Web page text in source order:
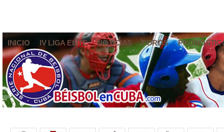
INICIO IV LIGA ELITE NOTICIAS FOROS